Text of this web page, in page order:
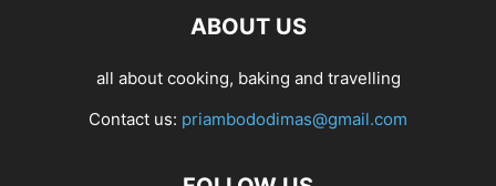
ABOUT US
all about cooking, baking and travelling
Contact us: priambododimas@gmail.com